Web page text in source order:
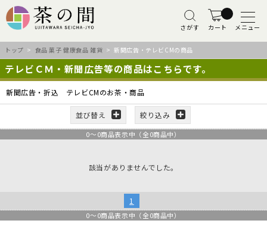
さがす カート メニュー
トップ > 食品 菓子 健康食品 雑貨 > 新聞広告・テレビCMの商品
テレビＣＭ・新聞広告等の商品はこちらです。
新聞広告・折込 テレビCMのお茶・商品
並び替え 絞り込み
0～0商品表示中（全0商品中）
該当がありませんでした。
1
0～0商品表示中（全0商品中）